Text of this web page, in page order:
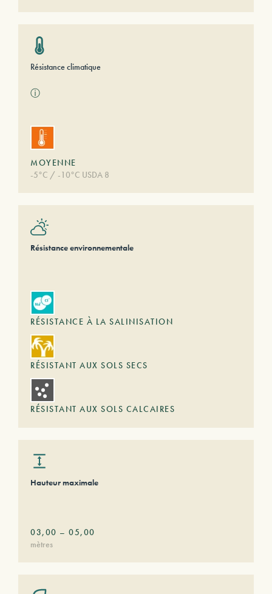
Résistance climatique
ⓘ
MOYENNE
-5°C / -10°C USDA 8
Résistance environnementale
RÉSISTANCE À LA SALINISATION
RÉSISTANT AUX SOLS SECS
RÉSISTANT AUX SOLS CALCAIRES
Hauteur maximale
03,00 – 05,00
mètres